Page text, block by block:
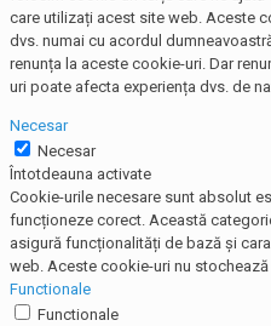
care utilizați acest site web. Aceste
dvs. numai cu acordul
renunța la aceste cookie-uri. Dar
uri poate afecta experiența dvs. de
Necesar
Necesar
Întotdeauna activate
Cookie-urile necesare sunt absolut
funcționeze corect. Această
asigură funcționalități de bază și
web. Aceste cookie-uri nu
Functionale
Functionale